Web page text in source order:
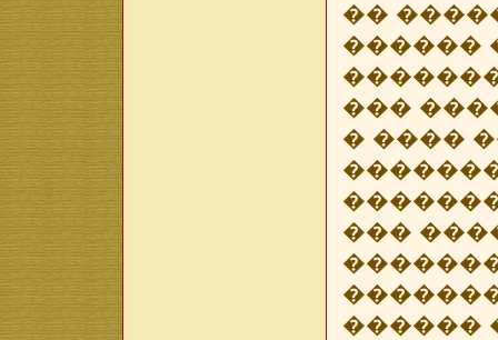
��
������
���
� ����
���
������